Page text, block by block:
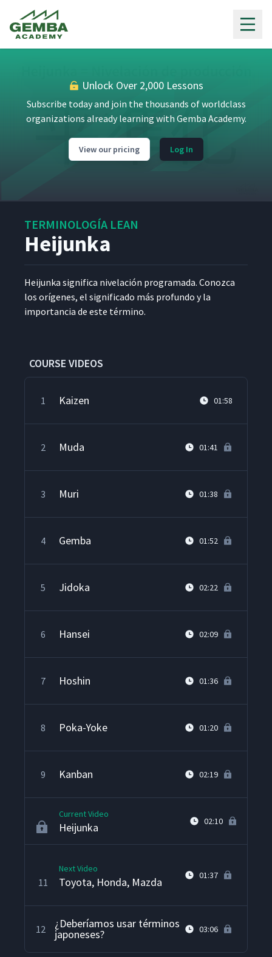
Unlock Over 2,000 Lessons
Subscribe today and join the thousands of worldclass
organizations already learning with Gemba Academy.
View our pricing Log In
TERMINOLOGÍA LEAN
Heijunka
Hei­jun­ka sig­nifi­ca nivelación pro­gra­ma­da. Conoz­ca
los orí­genes, el sig­nifi­ca­do más pro­fun­do y la
impor­tan­cia de este término.
COURSE VIDEOS
1 Kaizen 01:58
2 Muda 01:41
3 Muri 01:38
4 Gemba 01:52
5 Jidoka 02:22
6 Hansei 02:09
7 Hoshin 01:36
8 Poka-Yoke 01:20
9 Kanban 02:19
Current Video
Heijunka 02:10
11
Next Video
Toyota, Honda, Mazda 01:37
12 ¿Deberíamos usar términos
japoneses? 03:06